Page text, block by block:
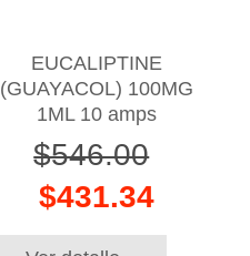
EUCALIPTINE
(GUAYACOL) 100MG
1ML 10 amps
$546.00
$431.34